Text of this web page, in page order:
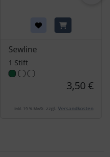
Sewline
1 Stift
3,50 €
inkl. 19 % MwSt. zzgl. Versandkosten